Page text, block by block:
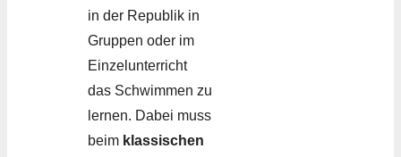
in der Republik in
Gruppen oder im
Einzelunterricht
das Schwimmen zu
lernen. Dabei muss
beim klassischen